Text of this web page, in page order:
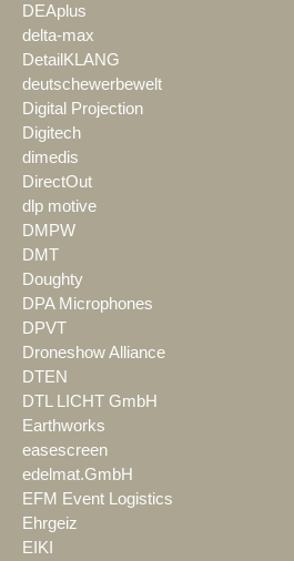
DEAplus
delta-max
DetailKLANG
deutschewerbewelt
Digital Projection
Digitech
dimedis
DirectOut
dlp motive
DMPW
DMT
Doughty
DPA Microphones
DPVT
Droneshow Alliance
DTEN
DTL LICHT GmbH
Earthworks
easescreen
edelmat.GmbH
EFM Event Logistics
Ehrgeiz
EIKI